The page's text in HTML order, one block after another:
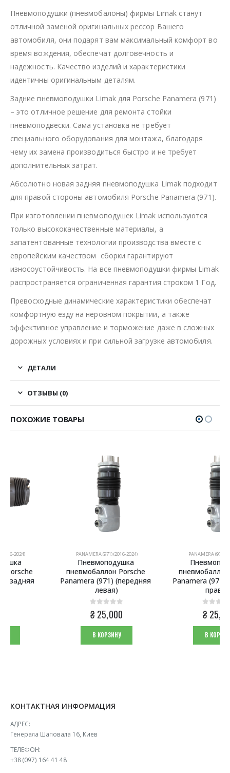
Пневмоподушки (пневмобалоны) фирмы Limak станут
отличной заменой оригинальных рессор Вашего
автомобиля, они подарят вам максимальный комфорт во
время вождения, обеспечат долговечность и
надежность. Качество изделий и характеристики
идентичны оригинальным деталям.
Задние пневмоподушки Limak для Porsche Panamera (971)
– это отличное решение для ремонта стойки
пневмоподвески. Сама установка не требует
специального оборудования для монтажа, благодаря
чему их замена производиться быстро и не требует
дополнительных затрат.
Абсолютно новая задняя пневмоподушка Limak подходит
для правой стороны автомобиля Porsche Panamera (971).
При изготовлении пневмоподушек Limak используются
только высококачественные материалы, а
запатентованные технологии производства вместе с
европейским качеством сборки гарантируют
износоустойчивость. На все пневмоподушки фирмы Limak
распространяется ограниченная гарантия строком 1 Год.
Превосходные динамические характеристики обеспечат
комфортную езду на неровном покрытии, а также
эффективное управление и торможение даже в сложных
дорожных условиях и при сильной загрузке автомобиля.
ДЕТАЛИ
ОТЗЫВЫ (0)
ПОХОЖИЕ ТОВАРЫ
PANAMERA (971) (2016-2024)
Пневмоподушка
пневмобаллон Porsche
Panamera (971) (передняя
PANAMERA (971) (2016-2024)
Пневмоподушка
пневмобаллон Porsche
Panamera (971) (передняя
КОНТАКТНАЯ ИНФОРМАЦИЯ
АДРЕС:
Генерала Шаповала 16, Киев
ТЕЛЕФОН:
+38 (097) 164 41 48